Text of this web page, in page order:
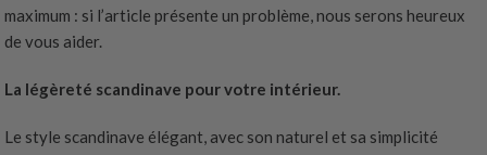
maximum : si l’article présente un problème, nous serons heureux
de vous aider.
La légèreté scandinave pour votre intérieur.
Le style scandinave élégant, avec son naturel et sa simplicité